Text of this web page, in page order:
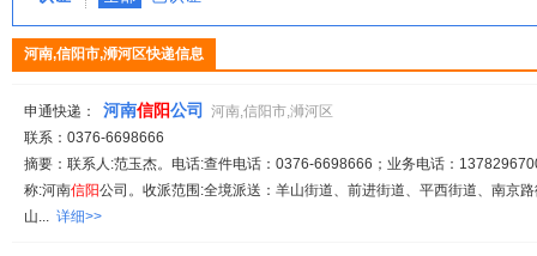
河南,信阳市,浉河区快递信息
申通快递： 河南信阳公司
河南,信阳市,浉河区
联系：0376-6698666
摘要：联系人:范玉杰。电话:查件电话：0376-6698666；业务电话：
称:河南信阳公司。收派范围:全境派送：羊山街道、前进街道、平西街道、南京
山... 详细>>